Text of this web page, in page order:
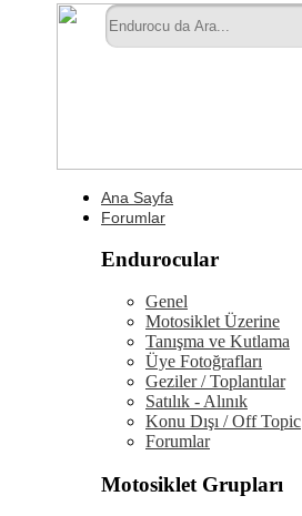
Ana Sayfa
Forumlar
Endurocular
Genel
Motosiklet Üzerine
Tanışma ve Kutlama
Üye Fotoğrafları
Geziler / Toplantılar
Satılık - Alınık
Konu Dışı / Off Topic
Forumlar
Motosiklet Grupları